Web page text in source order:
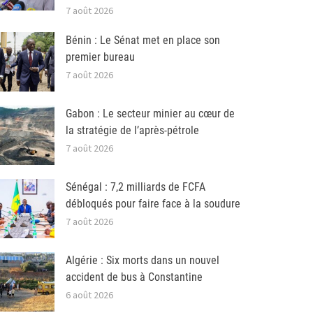
7 août 2026
Bénin : Le Sénat met en place son
premier bureau
7 août 2026
Gabon : Le secteur minier au cœur de
la stratégie de l’après-pétrole
7 août 2026
Sénégal : 7,2 milliards de FCFA
débloqués pour faire face à la soudure
7 août 2026
Algérie : Six morts dans un nouvel
accident de bus à Constantine
6 août 2026